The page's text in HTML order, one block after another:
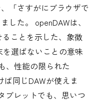
「さすがにブラウザで
した。 openDAWは、
ことを示した、象徴
選ばないことの意味
、性能の限られた
ば同じDAWが使えま
ブレットでも、思いつ